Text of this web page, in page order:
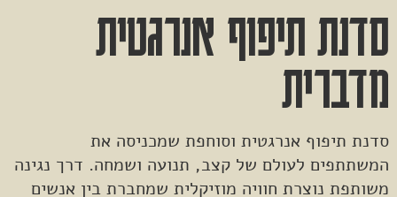
סדנת תיפוף אנרגטית
מדברית
סדנת תיפוף אנרגטית וסוחפת שמכניסה את
המשתתפים לעולם של קצב, תנועה ושמחה. דרך נגינה
משותפת נוצרת חוויה מוזיקלית שמחברת בין אנשים